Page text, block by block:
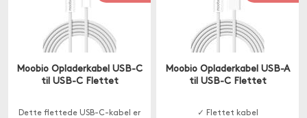
Moobio Opladerkabel USB-C
til USB-C Flettet
Dette flettede USB-C-kabel er
Moobio Opladerkabel USB-A
til USB-C Flettet
✓ Flettet kabel